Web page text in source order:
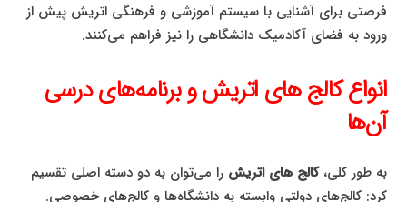
فرصتی برای آشنایی با سیستم آموزشی و فرهنگی اتریش پیش از
ورود به فضای آکادمیک دانشگاهی را نیز فراهم می‌کنند.
انواع کالج‌ های اتریش و برنامه‌های درسی
آن‌ها
به طور کلی،کالج‌ های اتریش را می‌توان به دو دسته اصلی تقسیم
کرد: کالج‌های دولتی وابسته به دانشگاه‌ها و کالج‌های خصوصی.